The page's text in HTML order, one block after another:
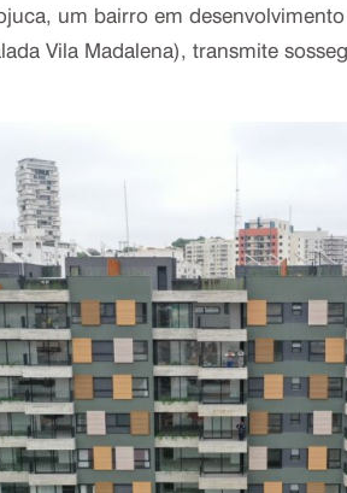
um bairro em
Vila Madalena), transmite